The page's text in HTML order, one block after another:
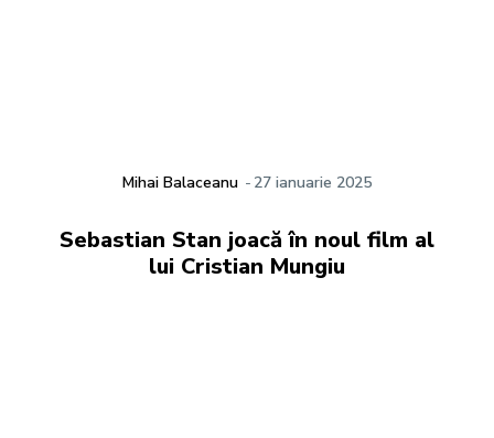
Mihai Balaceanu - 27 ianuarie 2025
Sebastian Stan joacă în noul film al
lui Cristian Mungiu